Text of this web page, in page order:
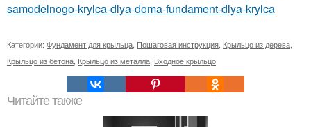
samodelnogo-krylca-dlya-doma-fundament-dlya-krylca
Категории: Фундамент для крыльца Пошаговая инструкция Крыльцо из дерева
Крыльцо из бетона Крыльцо из металла Входное крыльцо
Читайте также